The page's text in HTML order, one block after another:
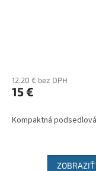
12.20 € bez DPH
15 €
Kompaktná
ZOBRAZIŤ